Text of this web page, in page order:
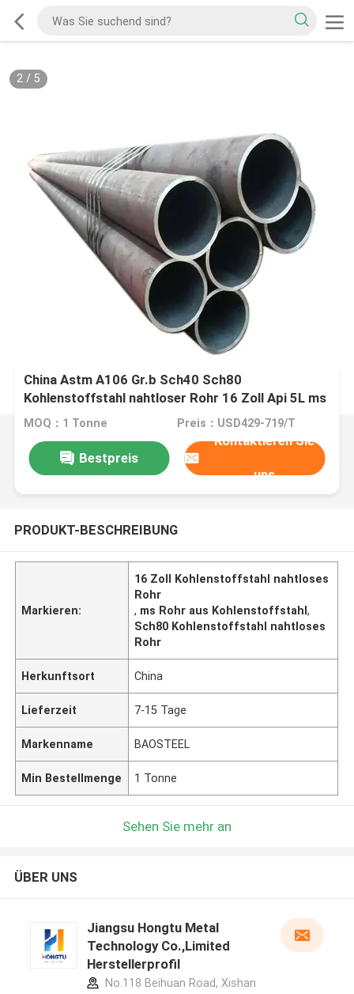
2/ 5
China Astm A106 Gr.b Sch40 Sch80
Kohlenstoffstahl nahtloser Rohr 16 Zoll Api 5L ms
Tube
MOQ：1 Tonne Preis：USD429-719/T
Bestpreis
Kontaktieren Sie
uns
PRODUKT-BESCHREIBUNG
Markieren:
16 Zoll Kohlenstoffstahl nahtloses
Rohr
, ms Rohr aus Kohlenstoffstahl,
Sch80 Kohlenstoffstahl nahtloses
Rohr
Herkunftsort China
Lieferzeit 7-15 Tage
Markenname BAOSTEEL
Min Bestellmenge 1 Tonne
Sehen Sie mehr an
ÜBER UNS
Jiangsu Hongtu Metal
Technology Co.,Limited
Herstellerprofil
No.118 Beihuan Road, Xishan